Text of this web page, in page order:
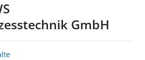
GmbH